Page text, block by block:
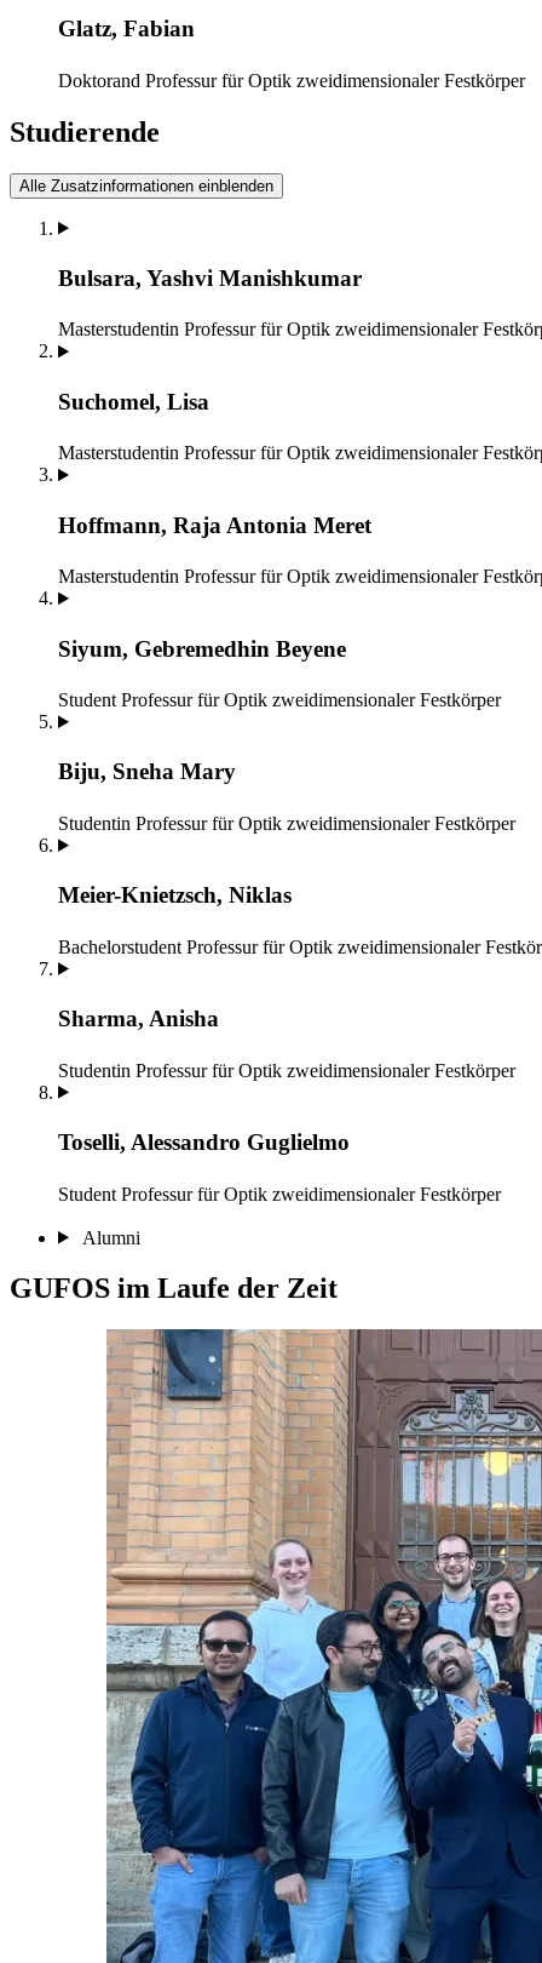
Glatz, Fabian
Doktorand Professur für Optik zweidimensionaler Festkörper
Studierende
Alle Zusatzinformationen einblenden
Bulsara, Yashvi Manishkumar
Masterstudentin Professur für Optik zweidimensionaler
Suchomel, Lisa
Masterstudentin Professur für Optik zweidimensionaler
Hoffmann, Raja Antonia Meret
Masterstudentin Professur für Optik zweidimensionaler
Siyum, Gebremedhin Beyene
Student Professur für Optik zweidimensionaler Festkörper
Biju, Sneha Mary
Studentin Professur für Optik zweidimensionaler Festkörper
Meier-Knietzsch, Niklas
Bachelorstudent Professur für Optik zweidimensionaler
Sharma, Anisha
Studentin Professur für Optik zweidimensionaler Festkörper
Toselli, Alessandro Guglielmo
Student Professur für Optik zweidimensionaler Festkörper
Alumni
GUFOS im Laufe der Zeit